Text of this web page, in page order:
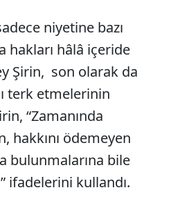
niyetine bazı
hakları hâlâ içeride
Şirin, son olarak da
terk etmelerinin
“Zamanında
hakkını ödemeyen
bulunmalarına bile
ifadelerini kullandı.